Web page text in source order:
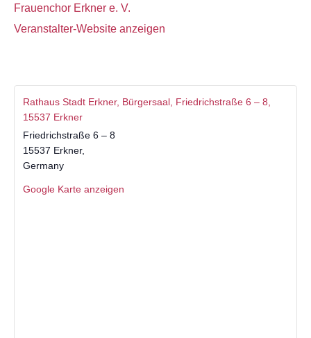
Frauenchor Erkner e. V.
Veranstalter-Website anzeigen
Rathaus Stadt Erkner, Bürgersaal, Friedrichstraße 6 – 8,
15537 Erkner
Friedrichstraße 6 – 8
15537 Erkner,
Germany
Google Karte anzeigen